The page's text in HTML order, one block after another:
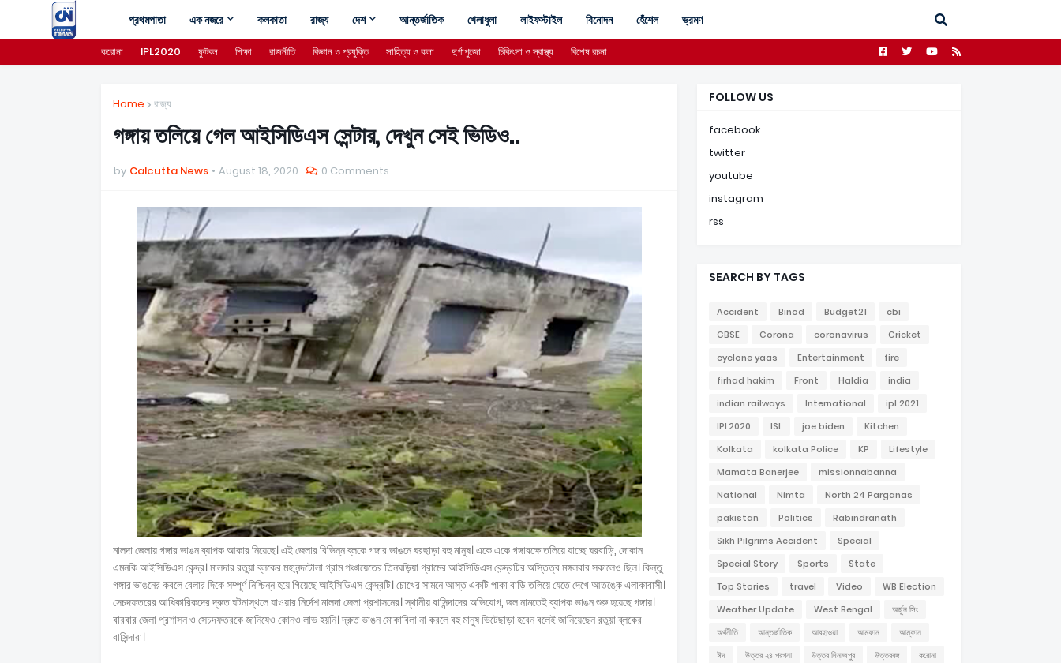
প্রথমপাতা এক নজরে কলকাতা রাজ্য দেশ আন্তর্জাতিক খেলাধুলা লাইফস্টাইল বিনোদন হেঁশেল ভ্রমণ
করোনা IPL2020 ফুটবল শিক্ষা রাজনীতি বিজ্ঞান ও প্রযুক্তি সাহিত্য ও কলা দুর্গাপুজো চিকিৎসা ও স্বাস্থ্য বিশেষ রচনা
Home রাজ্য
গঙ্গায় তলিয়ে গেল আইসিডিএস সেন্টার, দেখুন সেই ভিডিও..
by Calcutta News August 18, 2020 0 Comments
মালদা জেলায় গঙ্গার ভাঙন ব্যাপক আকার নিয়েছে। এই জেলার বিভিন্ন ব্লকে গঙ্গার ভাঙনে ঘরছাড়া বহু মানুষ। একে একে গঙ্গাবক্ষে তলিয়ে যাচ্ছে ঘরবাড়ি, দোকান
এমনকি আইসিডিএস কেন্দ্র। মালদার রতুয়া ব্লকের মহানন্দটোলা গ্রাম পঞ্চায়েতের তিনঘড়িয়া গ্রামের আইসিডিএস কেন্দ্রটির অস্তিত্ব মঙ্গলবার সকালেও ছিল। কিন্তু
গঙ্গার ভাঙনের কবলে বেলার দিকে সম্পূর্ণ নিশ্চিন্ন হয়ে গিয়েছে আইসিডিএস কেন্দ্রটি। চোখের সামনে আস্ত একটি পাকা বাড়ি তলিয়ে যেতে দেখে আতঙ্কে এলাকাবাসী।
সেচদফতরের আধিকারিকদের দ্রুত ঘটনাস্থলে যাওয়ার নির্দেশ মালদা জেলা প্রশাসনের। স্থানীয় বাসিন্দাদের অভিযোগ, জল নামতেই ব্যাপক ভাঙন শুরু হয়েছে গঙ্গায়।
বারবার জেলা প্রশাসন ও সেচদফতরকে জানিযেও কোনও লাভ হয়নি। দ্রুত ভাঙন মোকাবিলা না করলে বহু মানুষ ভিটেছাড়া হবেন বলেই জানিয়েছেন রতুয়া ব্লকের
বাসিন্দারা।
FOLLOW US
facebook
twitter
youtube
instagram
rss
SEARCH BY TAGS
Accident Binod Budget21
cbi
CBSE
Corona coronavirus
Cricket
cyclone yaas
Entertainment
fire
firhad hakim
Front Haldia
india
indian railways
International
ipl 2021
IPL2020
ISL joe biden
Kitchen
Kolkata
kolkata Police KP
Lifestyle
Mamata Banerjee
missionnabanna
National
Nimta
North 24 Parganas
pakistan
Politics
Rabindranath
Sikh Pilgrims Accident
Special
Special Story
Sports
State
Top Stories
travel Video
WB Election
Weather Update
West Bengal
অর্জুন সিং
অর্থনীতি
আন্তর্জাতিক আবহাওয়া আমফান
আম্ফান
ঈদ
উত্তর ২৪ পরগনা উত্তর দিনাজপুর উত্তরবঙ্গ
করোনা